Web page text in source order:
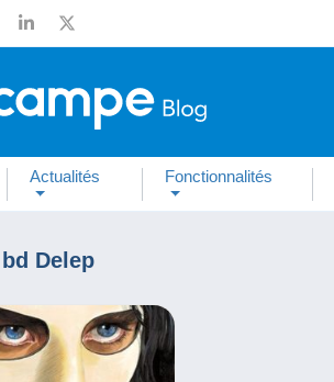
Actualités Fonctionnalités
bd Delep